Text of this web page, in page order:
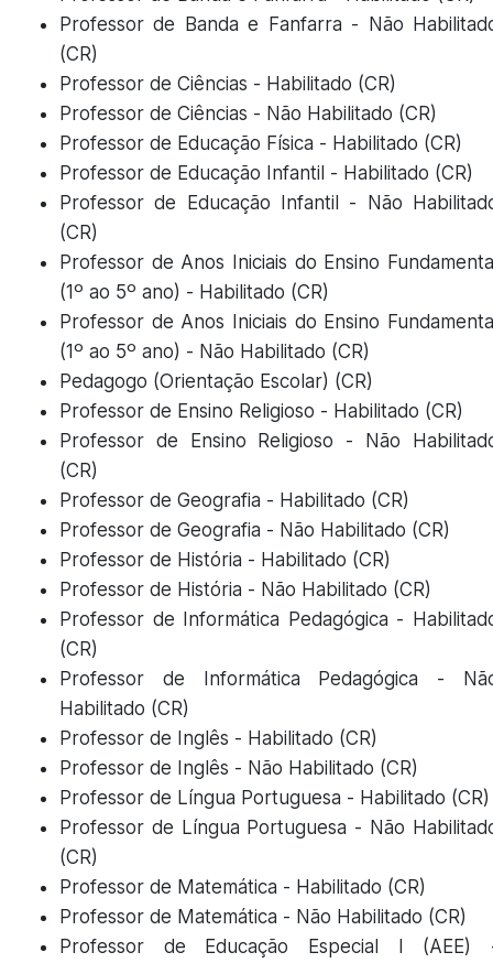
Professor de Banda e Fanfarra - Não
(CR)
Professor de Ciências - Habilitado (CR)
Professor de Ciências - Não Habilitado (CR)
Professor de Educação Física - Habilitado (CR)
Professor de Educação Infantil - Habilitado (CR)
Professor de Educação Infantil - Não
(CR)
Professor de Anos Iniciais do Ensino
(1º ao 5º ano) - Habilitado (CR)
Professor de Anos Iniciais do Ensino
(1º ao 5º ano) - Não Habilitado (CR)
Pedagogo (Orientação Escolar) (CR)
Professor de Ensino Religioso - Habilitado (CR)
Professor de Ensino Religioso - Não
(CR)
Professor de Geografia - Habilitado (CR)
Professor de Geografia - Não Habilitado (CR)
Professor de História - Habilitado (CR)
Professor de História - Não Habilitado (CR)
Professor de Informática Pedagógica -
(CR)
Professor de Informática Pedagógica -
Habilitado (CR)
Professor de Inglês - Habilitado (CR)
Professor de Inglês - Não Habilitado (CR)
Professor de Língua Portuguesa - Habilitado (CR)
Professor de Língua Portuguesa - Não
(CR)
Professor de Matemática - Habilitado (CR)
Professor de Matemática - Não Habilitado (CR)
Professor de Educação Especial I (AEE)